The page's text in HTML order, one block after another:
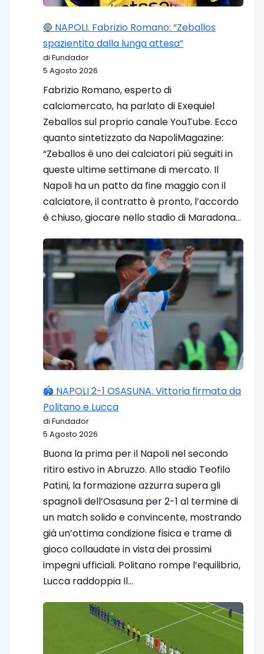
🔵 NAPOLI. Fabrizio Romano: “Zeballos
spazientito dalla lunga attesa”
di Fundador
5 Agosto 2026
Fabrizio Romano, esperto di
calciomercato, ha parlato di Exequiel
Zeballos sul proprio canale YouTube. Ecco
quanto sintetizzato da NapoliMagazine:
“Zeballos è uno dei calciatori più seguiti in
queste ultime settimane di mercato. Il
Napoli ha un patto da fine maggio con il
calciatore, il contratto è pronto, l’accordo
è chiuso, giocare nello stadio di Maradona…
🏟️ NAPOLI 2-1 OSASUNA. Vittoria firmata da
Politano e Lucca
di Fundador
5 Agosto 2026
Buona la prima per il Napoli nel secondo
ritiro estivo in Abruzzo. Allo stadio Teofilo
Patini, la formazione azzurra supera gli
spagnoli dell’Osasuna per 2-1 al termine di
un match solido e convincente, mostrando
già un’ottima condizione fisica e trame di
gioco collaudate in vista dei prossimi
impegni ufficiali. Politano rompe l’equilibrio,
Lucca raddoppia Il…